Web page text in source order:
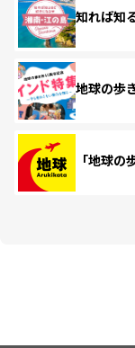
知れば知
地球の歩
「地球